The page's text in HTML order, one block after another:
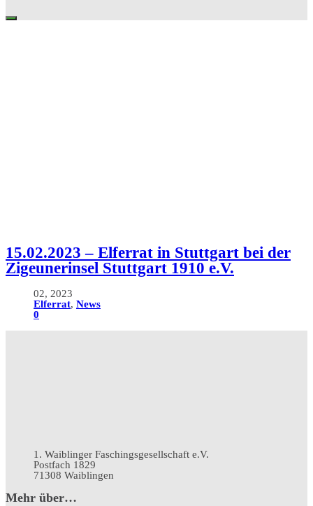
15.02.2023 – Elferrat in Stuttgart bei der
Zigeunerinsel Stuttgart 1910 e.V.
02, 2023
Elferrat, News
0
1. Waiblinger Faschingsgesellschaft e.V.
Postfach 1829
71308 Waiblingen
Mehr über…